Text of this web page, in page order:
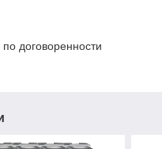
договоренности